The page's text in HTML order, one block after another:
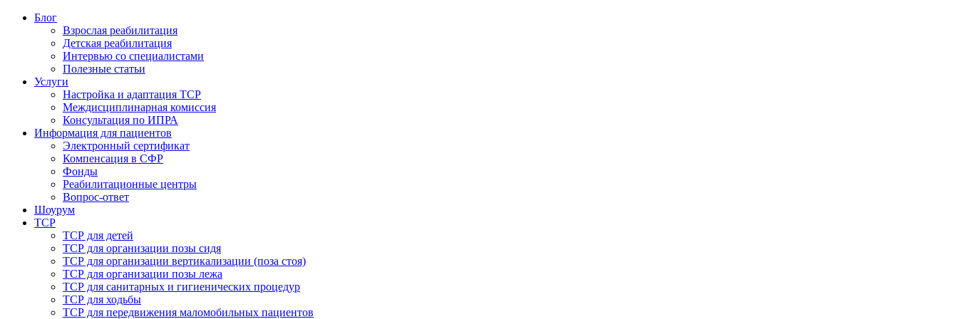
Блог
Взрослая реабилитация
Детская реабилитация
Интервью со специалистами
Полезные статьи
Услуги
Настройка и адаптация ТСР
Междисциплинарная комиссия
Консультация по ИПРА
Информация для пациентов
Электронный сертификат
Компенсация в СФР
Фонды
Реабилитационные центры
Вопрос-ответ
Шоурум
ТСР
ТСР для детей
ТСР для организации позы сидя
ТСР для организации вертикализации (поза стоя)
ТСР для организации позы лежа
ТСР для санитарных и гигиенических процедур
ТСР для ходьбы
ТСР для передвижения маломобильных пациентов